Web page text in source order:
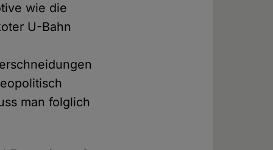
wie die
U-Bahn
man folglich